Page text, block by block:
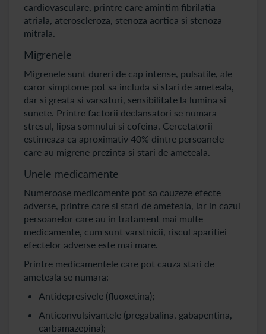
cardiovasculare, printre care amintim fibrilatia
atriala, ateroscleroza, stenoza aortica si stenoza
mitrala.
Migrenele
Migrenele sunt dureri de cap intense, pulsatile, ale
caror simptome pot sa includa si stari de ameteala,
dar si greata si varsaturi, sensibilitate la lumina si
sunete. Printre factorii declansatori se numara
stresul, lipsa somnului si cofeina. Cercetatorii
estimeaza ca aproximativ 40% dintre persoanele
care au migrene prezinta si stari de ameteala.
Unele medicamente
Numeroase medicamente pot sa cauzeze efecte
adverse, printre care si stari de ameteala, iar in cazul
persoanelor care au in tratament mai multe
medicamente, cum sunt varstnicii, riscul aparitiei
efectelor adverse este mai mare.
Printre medicamentele care pot cauza stari de
ameteala se numara:
Antidepresivele (fluoxetina);
Anticonvulsivantele (pregabalina, gabapentina,
carbamazepina);